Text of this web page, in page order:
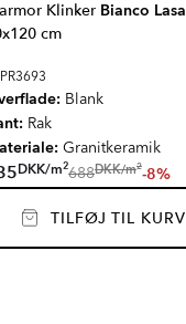
Klinker Bianco Lasa
cm
Blank
Rak
Granitkeramik
DKK/m2688DKK/m2-8%
TILFØJ TIL KURV